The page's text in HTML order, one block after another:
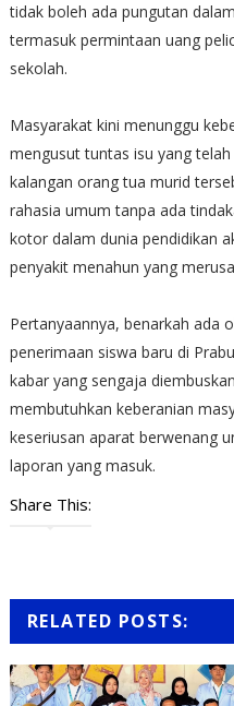
tidak boleh ada pungutan
termasuk permintaan uang
sekolah.
Masyarakat kini menunggu
mengusut tuntas isu yang
kalangan orang tua murid
rahasia umum tanpa ada
kotor dalam dunia pendidikan
penyakit menahun yang
Pertanyaannya, benarkah ada
penerimaan siswa baru di
kabar yang sengaja
membutuhkan keberanian
keseriusan aparat berwenang
laporan yang masuk.
Share This:
RELATED POSTS: